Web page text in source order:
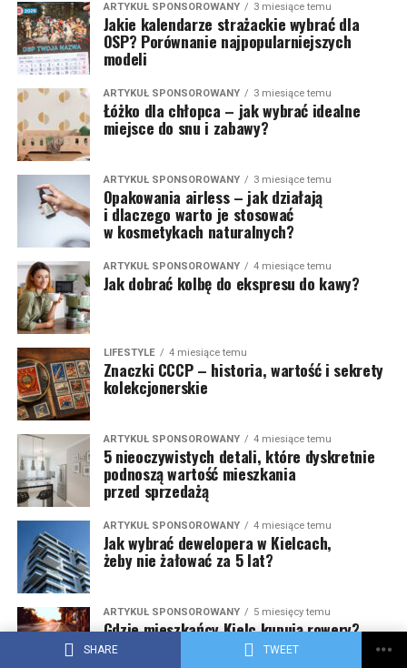
SHARE TWEET
ARTYKUŁ SPONSOROWANY 3 miesiące temu
Jakie kalendarze strażackie wybrać dla
OSP? Porównanie najpopularniejszych
modeli
ARTYKUŁ SPONSOROWANY 3 miesiące temu
Łóżko dla chłopca – jak wybrać idealne
miejsce do snu i zabawy?
ARTYKUŁ SPONSOROWANY 3 miesiące temu
Opakowania airless – jak działają
i dlaczego warto je stosować
w kosmetykach naturalnych?
ARTYKUŁ SPONSOROWANY 4 miesiące temu
Jak dobrać kolbę do ekspresu do kawy?
LIFESTYLE 4 miesiące temu
Znaczki CCCP – historia, wartość i sekrety
kolekcjonerskie
ARTYKUŁ SPONSOROWANY 4 miesiące temu
5 nieoczywistych detali, które dyskretnie
podnoszą wartość mieszkania
przed sprzedażą
ARTYKUŁ SPONSOROWANY 4 miesiące temu
Jak wybrać dewelopera w Kielcach,
żeby nie żałować za 5 lat?
ARTYKUŁ SPONSOROWANY 5 miesięcy temu
Gdzie mieszkańcy Kielc kupują rowery?
Sprawdzamy ofertę Media Expert